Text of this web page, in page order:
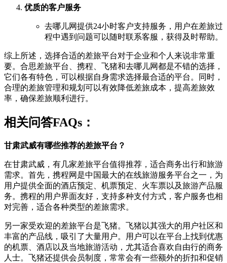
优质的客户服务
去哪儿网提供24小时客户支持服务，用户在差旅过
程中遇到问题可以随时联系客服，获得及时帮助。
综上所述，选择合适的差旅平台对于企业和个人来说非常重
要。合思差旅平台、携程、飞猪和去哪儿网都是不错的选择，
它们各有特色，可以根据自身需求选择最合适的平台。同时，
合理的差旅管理和规划可以有效降低差旅成本，提高差旅效
率，确保差旅顺利进行。
相关问答FAQs：
甘肃武威有哪些推荐的差旅平台？
在甘肃武威，有几家差旅平台值得推荐，适合商务出行和旅游
需求。首先，携程网是中国最大的在线旅游服务平台之一，为
用户提供全面的酒店预定、机票预定、火车票以及旅游产品服
务。携程的用户界面友好，支持多种支付方式，客户服务也相
对完善，适合各种类型的差旅需求。
另一家受欢迎的差旅平台是飞猪。飞猪以其强大的用户社区和
丰富的产品线，吸引了大量用户。用户可以在平台上找到优惠
的机票、酒店以及当地旅游活动，尤其适合喜欢自由行的商务
人士。飞猪还提供会员制度，常常会有一些额外的折扣和促销